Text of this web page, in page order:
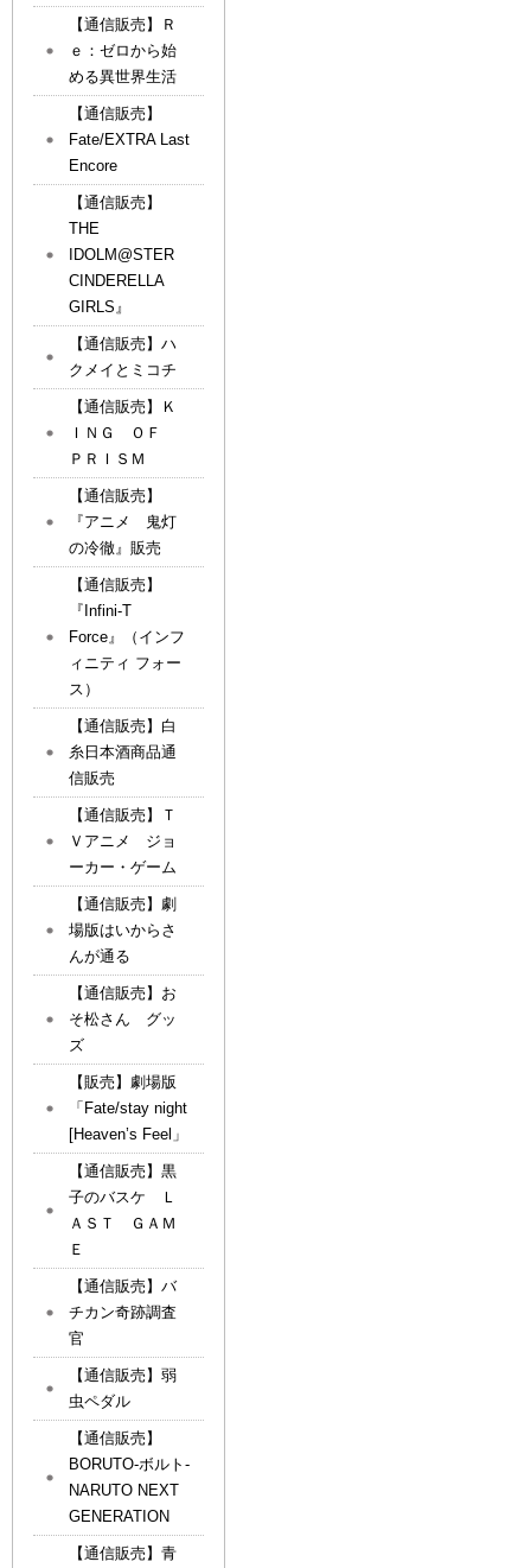
【通信販売】Ｒ
ｅ：ゼロから始
める異世界生活
【通信販売】
Fate/EXTRA Last
Encore
【通信販売】
THE
IDOLM@STER
CINDERELLA
GIRLS』
【通信販売】ハ
クメイとミコチ
【通信販売】Ｋ
ＩＮＧ ＯＦ
ＰＲＩＳＭ
【通信販売】
『アニメ 鬼灯
の冷徹』販売
【通信販売】
『Infini-T
Force』（インフ
ィニティ フォー
ス）
【通信販売】白
糸日本酒商品通
信販売
【通信販売】Ｔ
Ｖアニメ ジョ
ーカー・ゲーム
【通信販売】劇
場版はいからさ
んが通る
【通信販売】お
そ松さん グッ
ズ
【販売】劇場版
「Fate/stay night
[Heaven’s Feel」
【通信販売】黒
子のバスケ Ｌ
ＡＳＴ ＧＡＭ
Ｅ
【通信販売】バ
チカン奇跡調査
官
【通信販売】弱
虫ペダル
【通信販売】
BORUTO-ボルト-
NARUTO NEXT
GENERATION
【通信販売】青